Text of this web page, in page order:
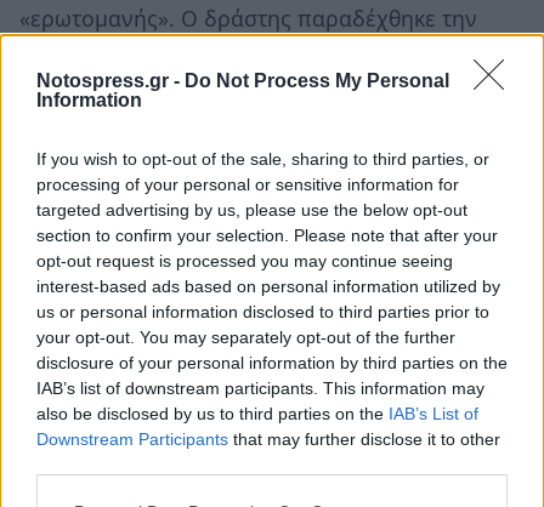
Notospress.gr - Do Not Process My Personal
Information
If you wish to opt-out of the sale, sharing to third parties, or
processing of your personal or sensitive information for
targeted advertising by us, please use the below opt-out
section to confirm your selection. Please note that after your
opt-out request is processed you may continue seeing
interest-based ads based on personal information utilized by
us or personal information disclosed to third parties prior to
your opt-out. You may separately opt-out of the further
disclosure of your personal information by third parties on the
IAB’s list of downstream participants. This information may
also be disclosed by us to third parties on the IAB’s List of
Downstream Participants that may further disclose it to other
«ερωτομανής». Ο δράστης παραδέχθηκε την
πράξη του και όταν τον ρώτησαν για τον φίλο
του, είπε ότι λυπόταν γιατί δεν πρόλαβε να
ένοχο, όμως δεν του επιβλήθηκε κάποια ποινή
καθώς του αναγνωρίστηκε ότι έδρασε εν
βρασμώ ψυχής και σε πλήρη σύγχυση.
***
Αφέθηκε ελεύθερος και την επόμενη ημέρα
γύρισε στο χωριό του, όπου τον υποδέχθηκαν
ως ήρωα. Η τραγική συνέχεια της ιστορίας